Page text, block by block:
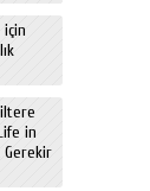
için
in
Gerekir